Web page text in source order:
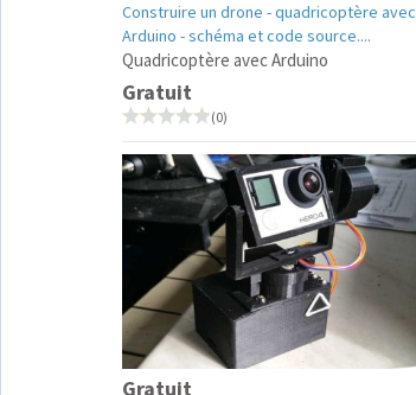
Construire un drone - quadricoptère avec
Arduino - schéma et code source....
Quadricoptère avec Arduino
Gratuit
(0)
Gratuit